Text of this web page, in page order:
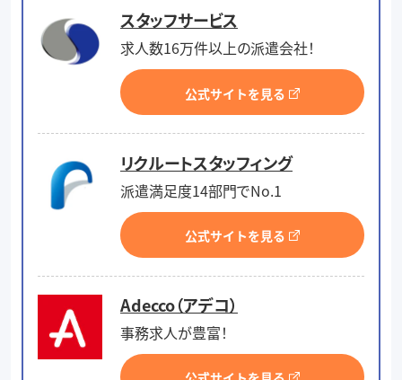
スタッフサービス
求人数16万件以上の派遣会社！
公式サイトを見る
リクルートスタッフィング
派遣満足度14部門でNo.1
公式サイトを見る
Adecco（アデコ）
事務求人が豊富！